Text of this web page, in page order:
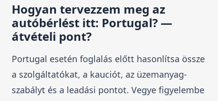
Hogyan tervezzem meg az
autóbérlést itt: Portugal? —
átvételi pont?
Portugal esetén foglalás előtt hasonlítsa össze
a szolgáltatókat, a kauciót, az üzemanyag-
szabályt és a leadási pontot. Vegye figyelembe